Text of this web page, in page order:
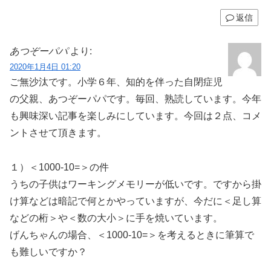
返信
あつぞーパパ より:
2020年1月4日 01:20
ご無沙汰です。小学６年、知的を伴った自閉症児
の父親、あつぞーパパです。毎回、熟読しています。今年
も興味深い記事を楽しみにしています。今回は２点、コメ
ントさせて頂きます。
１）＜1000-10=＞の件
うちの子供はワーキングメモリーが低いです。ですから掛
け算などは暗記で何とかやっていますが、今だに＜足し算
などの桁＞や＜数の大小＞に手を焼いています。
げんちゃんの場合、＜1000-10=＞を考えるときに筆算で
も難しいですか？